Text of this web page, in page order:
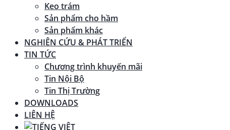
Keo trám
Sản phẩm cho hầm
Sản phẩm khác
NGHIÊN CỨU & PHÁT TRIỂN
TIN TỨC
Chương trình khuyến mãi
Tin Nội Bộ
Tin Thị Trường
DOWNLOADS
LIÊN HỆ